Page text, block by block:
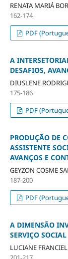
RENATA MARIÁ
162-174
PDF
A
DESAFIOS,
DIUSLENE
175-186
PDF
PRODUÇÃO DE
ASSISTENTE
AVANÇOS E
GEYZON COSME
187-200
PDF
A DIMENSÃO
SERVIÇO SOCIAL
LUCIANE